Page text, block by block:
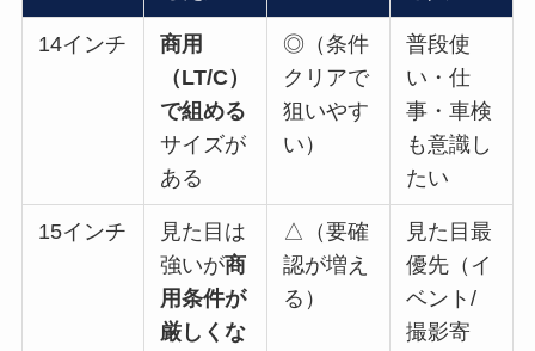
14インチ
商用
（LT/C）
で組める
サイズが
ある
◎（条件
クリアで
狙いやす
い）
普段使
い・仕
事・車検
も意識し
たい
15インチ
見た目は
強いが商
用条件が
厳しくな
△（要確
認が増え
る）
見た目最
優先（イ
ベント/
撮影寄